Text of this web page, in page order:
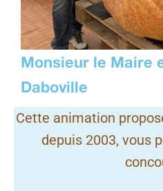
Monsieur le Maire
Daboville
Cette animation
depuis 2003, vous